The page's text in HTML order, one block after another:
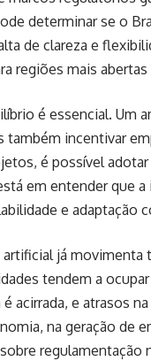
determinar se o
de clareza e
regiões mais
é essencial. Um
também incentivar
é possível
em entender que
e adaptação
já movimenta
tendem a
acirrada, e atrasos
na geração de
regulamentação